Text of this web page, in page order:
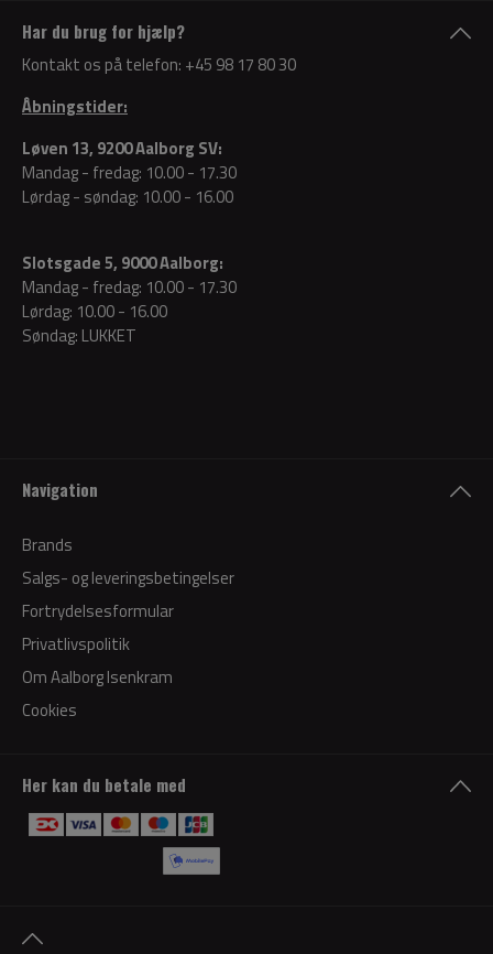
Har du brug for hjælp?
Kontakt os på telefon: +45 98 17 80 30
Åbningstider:
Løven 13, 9200 Aalborg SV:
Mandag - fredag: 10.00 - 17.30
Lørdag - søndag: 10.00 - 16.00
Slotsgade 5, 9000 Aalborg:
Mandag - fredag: 10.00 - 17.30
Lørdag: 10.00 - 16.00
Søndag: LUKKET
Navigation
Brands
Salgs- og leveringsbetingelser
Fortrydelsesformular
Privatlivspolitik
Om Aalborg Isenkram
Cookies
Her kan du betale med